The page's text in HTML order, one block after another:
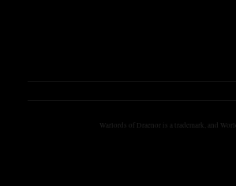
Warlords of Draenor is a trademark, and